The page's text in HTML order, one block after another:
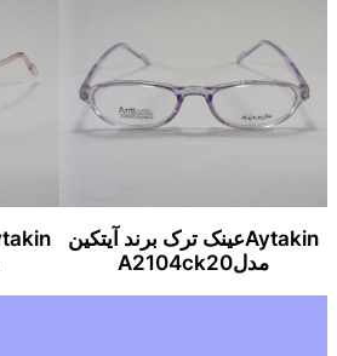
Aytakinعینک ترک برند آیتکین
مدلA2104ck20